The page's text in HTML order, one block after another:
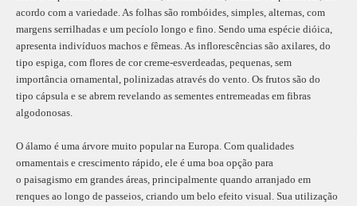
acordo com a variedade. As folhas são rombóides, simples, alternas, com
margens serrilhadas e um pecíolo longo e fino. Sendo uma espécie dióica,
apresenta indivíduos machos e fêmeas. As inflorescências são axilares, do
tipo espiga, com flores de cor creme-esverdeadas, pequenas, sem
importância ornamental, polinizadas através do vento. Os frutos são do
tipo cápsula e se abrem revelando as sementes entremeadas em fibras
algodonosas.
O álamo é uma árvore muito popular na Europa. Com qualidades
ornamentais e crescimento rápido, ele é uma boa opção para
o paisagismo em grandes áreas, principalmente quando arranjado em
renques ao longo de passeios, criando um belo efeito visual. Sua utilização